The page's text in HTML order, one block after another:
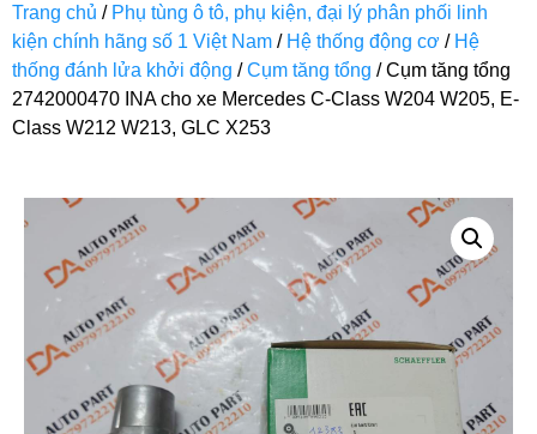
Trang chủ / Phụ tùng ô tô, phụ kiện, đại lý phân phối linh
kiện chính hãng số 1 Việt Nam / Hệ thống động cơ / Hệ
thống đánh lửa khởi động /Cụm tăng tổng / Cụm tăng tổng
2742000470 INA cho xe Mercedes C-Class W204 W205, E-
Class W212 W213, GLC X253